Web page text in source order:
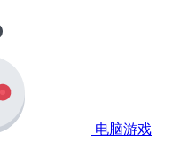
电脑游戏